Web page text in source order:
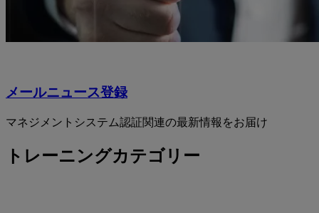
メールニュース登録
マネジメントシステム認証関連の最新情報をお届け
トレーニングカテゴリー